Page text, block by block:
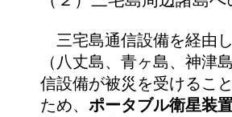
三宅島通信設備を経由
（八丈島、青ヶ島、神津
信設備が被災を受けるこ
ため、 ポータブル衛星装